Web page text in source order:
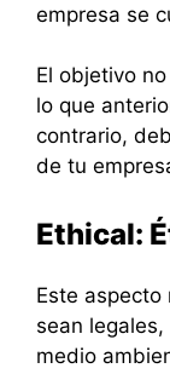
empresa se
El objetivo
lo que
contrario,
de tu
Ethical:
Este aspecto
sean
medio